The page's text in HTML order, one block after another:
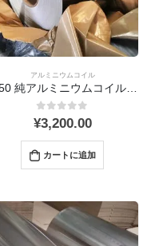
アルミニウムコイル
0out 5
¥3,200.00
カートに追加